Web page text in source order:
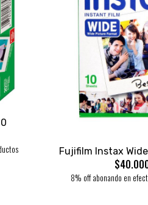
Fujifilm Instax
8% off abonando en